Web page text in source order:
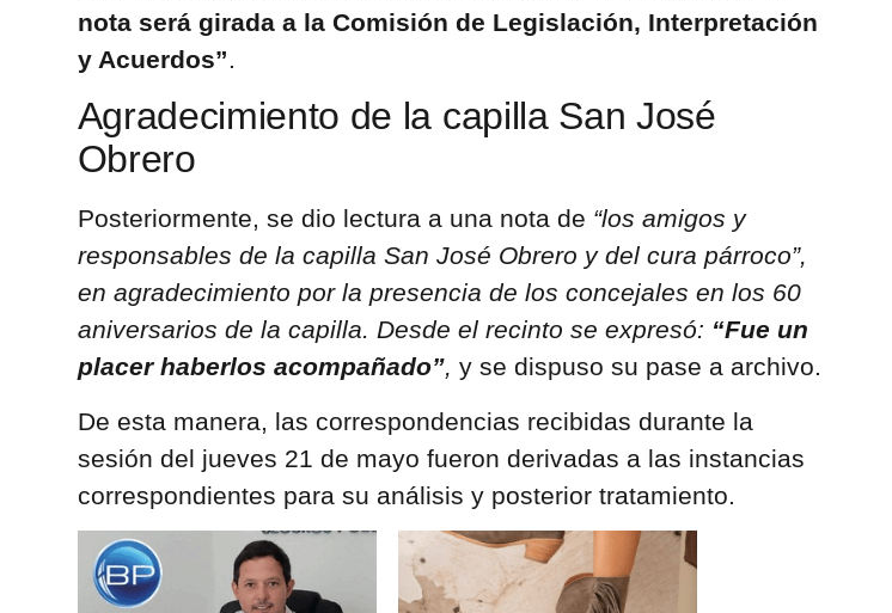
nota será girada a la Comisión de Legislación, Interpretación
y Acuerdos”.
Agradecimiento de la capilla San José
Obrero
Posteriormente, se dio lectura a una nota de “los amigos y
responsables de la capilla San José Obrero y del cura párroco”,
en agradecimiento por la presencia de los concejales en los 60
aniversarios de la capilla. Desde el recinto se expresó: “Fue un
placer haberlos acompañado”, y se dispuso su pase a archivo.
De esta manera, las correspondencias recibidas durante la
sesión del jueves 21 de mayo fueron derivadas a las instancias
correspondientes para su análisis y posterior tratamiento.